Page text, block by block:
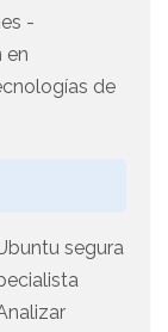
-
en
de
segura